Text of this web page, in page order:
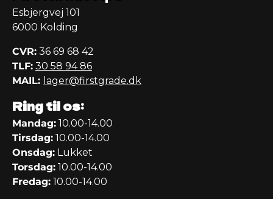
Esbjergvej 101
6000 Kolding
CVR: 36 69 68 42
TLF: 30 58 94 86
MAIL: lager@firstgrade.dk
Ring til os:
Mandag: 10.00-14.00
Tirsdag: 10.00-14.00
Onsdag: Lukket
Torsdag: 10.00-14.00
Fredag: 10.00-14.00